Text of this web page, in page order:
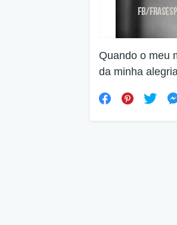
Quando o meu
da minha